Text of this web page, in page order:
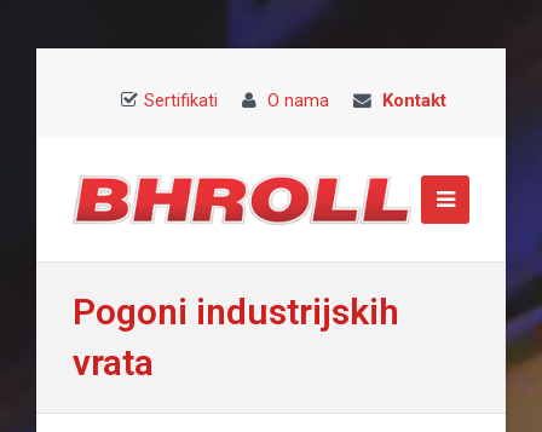
Sertifikati O nama Kontakt
Pogoni industrijskih
vrata